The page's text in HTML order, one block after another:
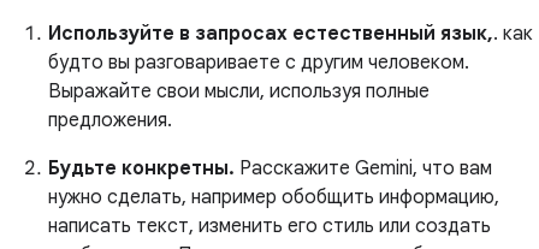
Используйте в запросах естественный язык,. как
будто вы разговариваете с другим человеком.
Выражайте свои мысли, используя полные
предложения.
Будьте конкретны. Расскажите Gemini, что вам
нужно сделать, например обобщить информацию,
написать текст, изменить его стиль или создать